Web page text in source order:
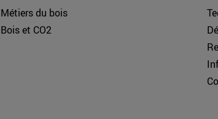
Métiers du bois
Bois et CO2